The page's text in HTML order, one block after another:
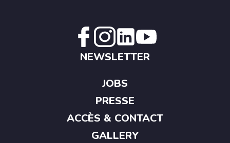
NEWSLETTER
JOBS
PRESSE
ACCÈS & CONTACT
GALLERY